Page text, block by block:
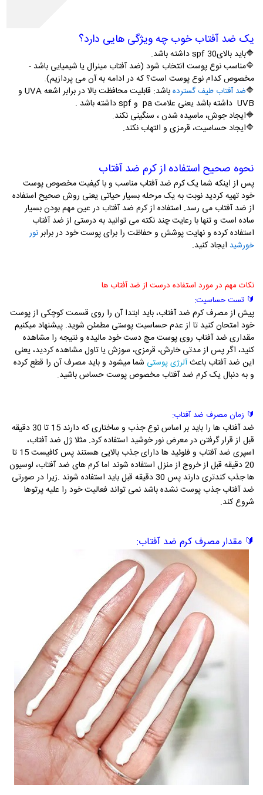
یک ضد آفتاب خوب چه ویژگی هایی دارد؟
🔷باید بالایspf 30 داشته باشد.
🔷مناسب نوع پوست انتخاب شود (ضد آفتاب مینرال یا شیمیایی باشد -
مخصوص کدام نوع پوست است؟ که در ادامه به آن می پردازیم).
🔷ضد آفتاب طیف گستردهباشد: قابلیت محافظت بالا در برابر اشعه
UVA و
UVB داشته باشد یعنی علامت pa و spf داشته باشد .
🔷ایجاد جوش، ماسیده شدن ، سنگینی نکند.
🔷ایجاد حساسیت، قرمزی و التهاب نکند.
نحوه صحیح استفاده از کرم ضد آفتاب
پس از اینکه شما یک کرم ضد آفتاب مناسب و با کیفیت مخصوص پوست
خود تهیه کردید نوبت به یک مرحله بسیار حیاتی یعنی روش صحیح استفاده
از ضد آفتاب می رسد. استفاده از کرم ضد آفتاب در عین مهم بودن بسیار
ساده است و تنها با رعایت چند نکته می توانید به درستی از ضد آفتاب
استفاده کرده و نهایت پوشش و حفاظت را برای پوست خود در برابرنور
خورشید ایجاد کنید.
نکات مهم در مورد استفاده درست از ضد آفتاب ها
🔰 تست حساسیت:
پیش از مصرف کرم ضد آفتاب، باید ابتدا آن را روی قسمت کوچکی از پوست
خود امتحان کنید تا از عدم حساسیت پوستی مطمئن شوید. پیشنهاد میکنیم
مقداری ضد آفتاب روی پوست مچ دست خود مالیده و نتیجه را مشاهده
کنید، اگر پس از مدتی خارش، قرمزی، سوزش یا تاول مشاهده کردید، یعنی
این ضد آفتاب باعثآلرژی پوستی شما میشود و باید مصرف آن را قطع کرده
و به دنبال یک کرم ضد آفتاب مخصوص پوست حساس باشید.
🔰 زمان مصرف ضد آفتاب:
ضد آفتاب ها را باید بر اساس نوع جذب و ساختاری که دارند 15 تا 30 دقیقه
قبل از قرار گرفتن در معرض نور خوشید استفاده کرد. مثلا ژل ضد آفتاب،
اسپری ضد آفتاب و فلوئید ها دارای جذب بالایی هستند پس کافیست 15 تا
20 دقیقه قبل از خروج از منزل استفاده شوند اما کرم های ضد آفتاب، لوسیون
ها جذب کندتری دارند پس 30 دقیقه قبل باید استفاده شوند .زیرا در صورتی
ضد آفتاب جذب پوست نشده باشد نمی تواند فعالیت خود را علیه پرتوها
شروع کند.
🔰 مقدار مصرف کرم ضد آفتاب: